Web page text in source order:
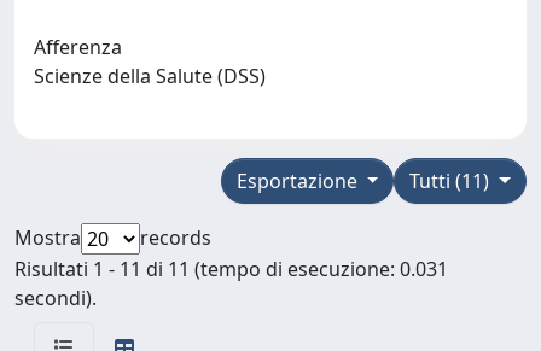
Afferenza
Scienze della Salute (DSS)
Tutti (11)
Esportazione
Mostra
records
Risultati 1 - 11 di 11 (tempo di esecuzione: 0.031
secondi).